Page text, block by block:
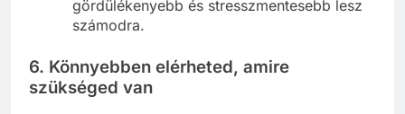
gördülékenyebb és stresszmentesebb lesz
számodra.
6. Könnyebben elérheted, amire
szükséged van